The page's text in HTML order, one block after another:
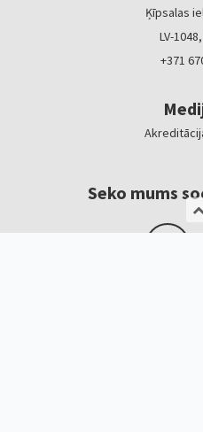
Ķīpsalas
LV-
+371
Seko mums